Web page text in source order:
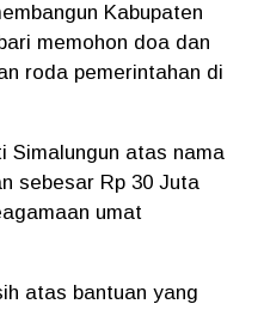
Kabupaten
memohon doa dan
roda pemerintahan di
Simalungun atas nama
sebesar Rp 30 Juta
umat
atas bantuan yang